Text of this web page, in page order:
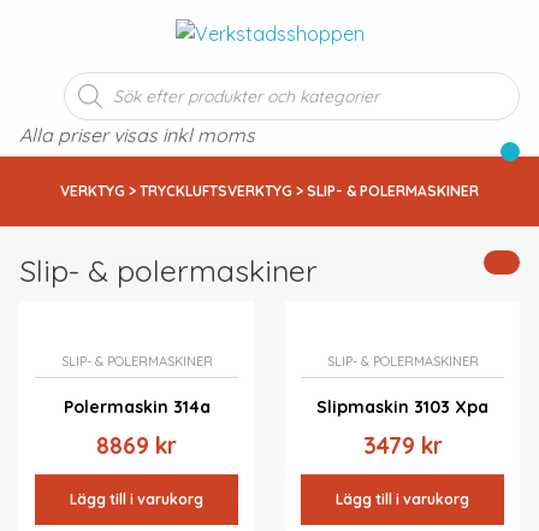
Alla priser visas inkl moms
Produktsökning
VERKTYG > TRYCKLUFTSVERKTYG > SLIP- & POLERMASKINER
Slip- & polermaskiner
Sortera efter senast
Sortera efter pris: lågt till högt
Sortera efter pris: högt till lågt
SLIP- & POLERMASKINER
Polermaskin 314a
8869 kr
Lägg till i varukorg
SLIP- & POLERMASKINER
Slipmaskin 3103 Xpa
3479 kr
Lägg till i varukorg